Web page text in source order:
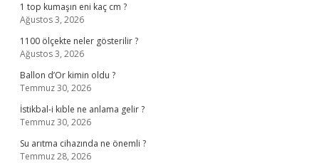
1 top kumaşın eni kaç cm ?
Ağustos 3, 2026
1100 ölçekte neler gösterilir ?
Ağustos 3, 2026
Ballon d’Or kimin oldu ?
Temmuz 30, 2026
İstikbal-i kıble ne anlama gelir ?
Temmuz 30, 2026
Su arıtma cihazında ne önemli ?
Temmuz 28, 2026